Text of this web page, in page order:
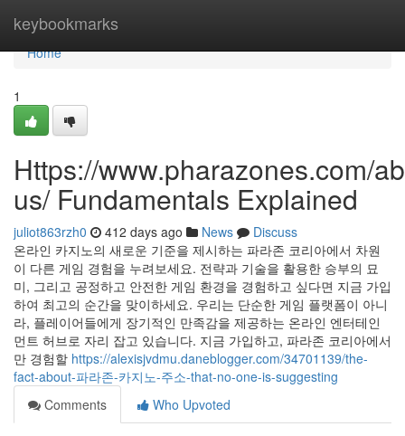
keybookmarks
Home
Home
1
Https://www.pharazones.com/
us/ Fundamentals Explained
juliot863rzh0 412 days ago News
Discuss
온라인 카지노의 새로운 기준을 제시하는 파라존 코리아에서 차원
이 다른 게임 경험을 누려보세요. 전략과 기술을 활용한 승부의 묘
미, 그리고 공정하고 안전한 게임 환경을 경험하고 싶다면 지금 가입
하여 최고의 순간을 맞이하세요. 우리는 단순한 게임 플랫폼이 아니
라, 플레이어들에게 장기적인 만족감을 제공하는 온라인 엔터테인
먼트 허브로 자리 잡고 있습니다. 지금 가입하고, 파라존 코리아에서
만 경험할 https://alexisjvdmu.daneblogger.com/34701139/the-
fact-about-파라존-카지노-주소-that-no-one-is-suggesting
Comments
Who Upvoted